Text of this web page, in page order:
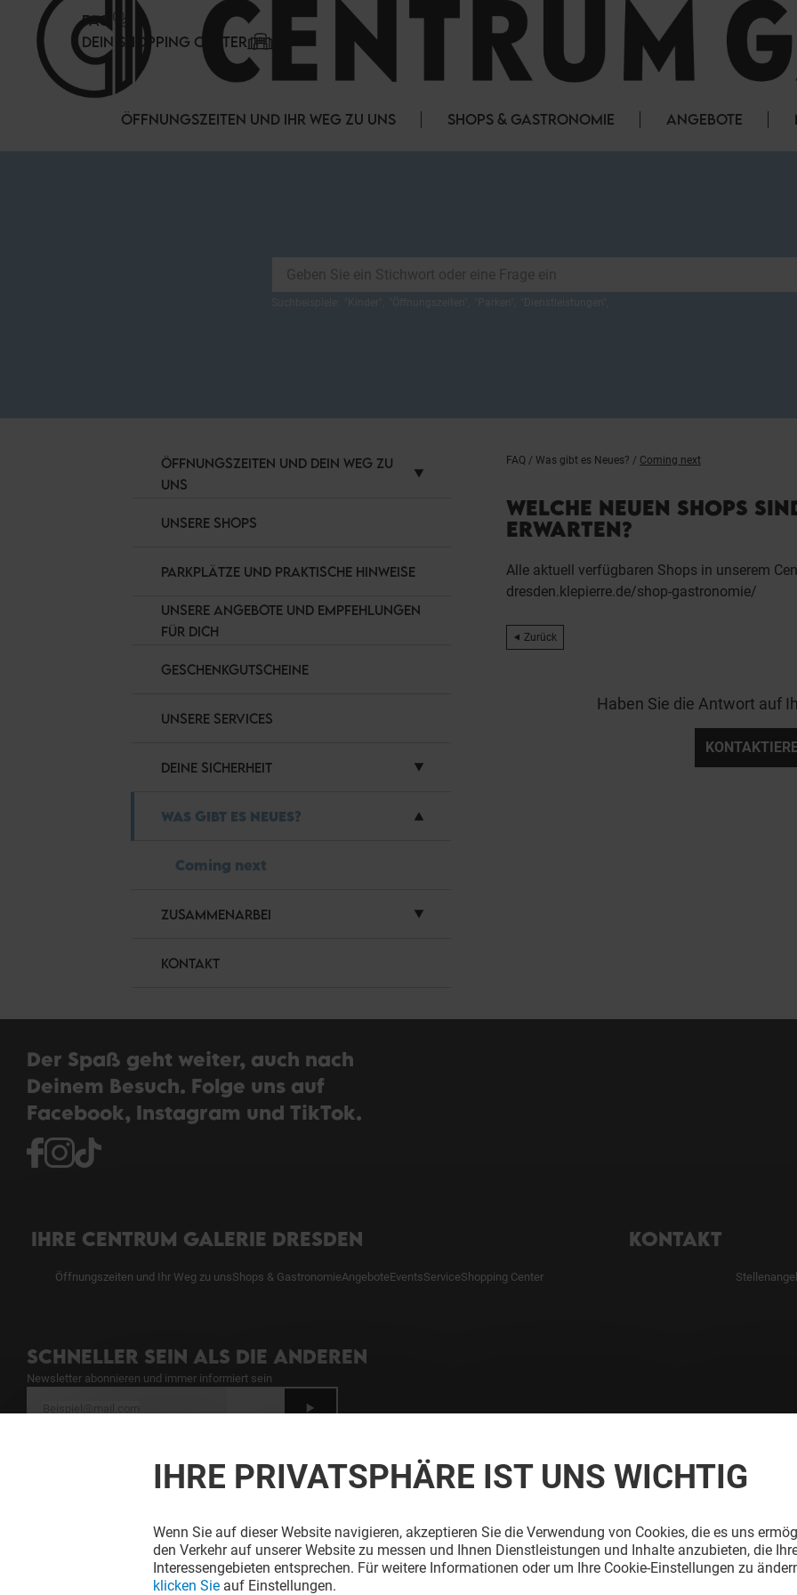
FAQ
DEIN SHOPPING CENTER
ÖFFNUNGSZEITEN UND IHR WEG ZU UNS SHOPS & GASTRONOMIE ANGEBOTE
ÖFFNUNGSZEITEN UND DEIN WEG ZU
UNS
UNSERE SHOPS
PARKPLÄTZE UND PRAKTISCHE HINWEISE
UNSERE ANGEBOTE UND EMPFEHLUNGEN
FÜR DICH
GESCHENKGUTSCHEINE
UNSERE SERVICES
DEINE SICHERHEIT
WAS GIBT ES NEUES?
Coming next
ZUSAMMENARBEI
KONTAKT
FAQ / Was gibt es Neues? / Coming next
WELCHE NEUEN SHOPS
ERWARTEN?
Alle aktuell verfügbaren Shops in unserem
dresden.klepierre.de/shop-gastronomie/
Zurück
Haben Sie die Antwort auf
Der Spaß geht weiter, auch nach
Deinem Besuch. Folge uns auf
Facebook, Instagram und TikTok.
IHRE CENTRUM GALERIE DRESDEN
Öffnungszeiten und Ihr Weg zu unsShops & GastronomieAngeboteEventsServiceShopping Center
KONTAKT
SCHNELLER SEIN ALS DIE ANDEREN
Newsletter abonnieren und immer informiert sein
Cookie-Einstellungen
IHRE PRIVATSPHÄRE IST UNS WICHTIG
Wenn Sie auf dieser Website navigieren, akzeptieren Sie die Verwendung von Cookies, die es uns
den Verkehr auf unserer Website zu messen und Ihnen Dienstleistungen und Inhalte anzubieten, die
Interessengebieten entsprechen. Für weitere Informationen oder um Ihre Cookie-Einstellungen zu
klicken Sie auf Einstellungen.